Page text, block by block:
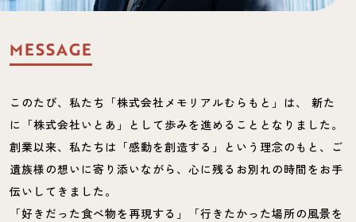
MESSAGE
このたび、私たち「株式会社メモリアルむらもと」は、
新た
に「株式会社いとあ」として歩みを進めることとなりました。
創業以来、私たちは「感動を創造する」という理念のもと、ご
遺族様の想いに寄り添いながら、心に残るお別れの時間をお手
伝いしてきました。
「好きだった食べ物を再現する」「行きたかった場所の風景を